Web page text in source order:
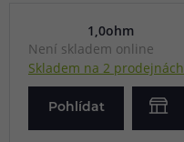
1,0ohm
Není skladem online
Skladem na 2 prodejnách
Pohlídat